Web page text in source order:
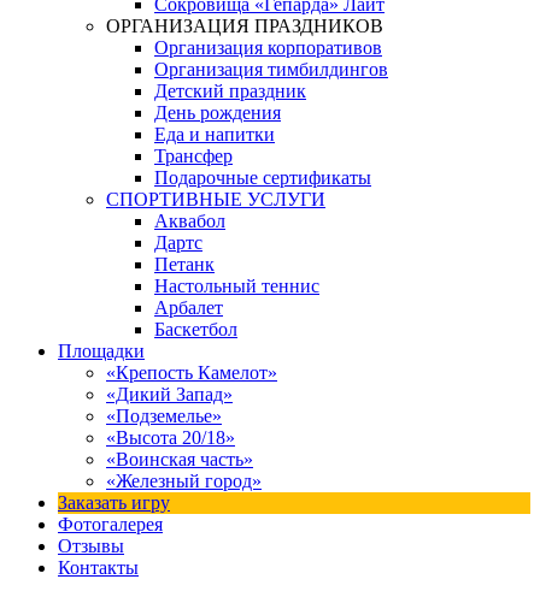
Сокровища «Гепарда» Лайт
ОРГАНИЗАЦИЯ ПРАЗДНИКОВ
Организация корпоративов
Организация тимбилдингов
Детский праздник
День рождения
Еда и напитки
Трансфер
Подарочные сертификаты
СПОРТИВНЫЕ УСЛУГИ
Аквабол
Дартс
Петанк
Настольный теннис
Арбалет
Баскетбол
Площадки
«Крепость Камелот»
«Дикий Запад»
«Подземелье»
«Высота 20/18»
«Воинская часть»
«Железный город»
Заказать игру
Фотогалерея
Отзывы
Контакты